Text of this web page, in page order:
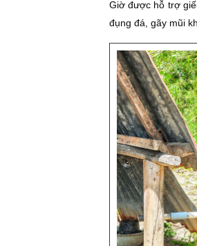
Giờ được hỗ trợ
đụng đá, gãy mũi